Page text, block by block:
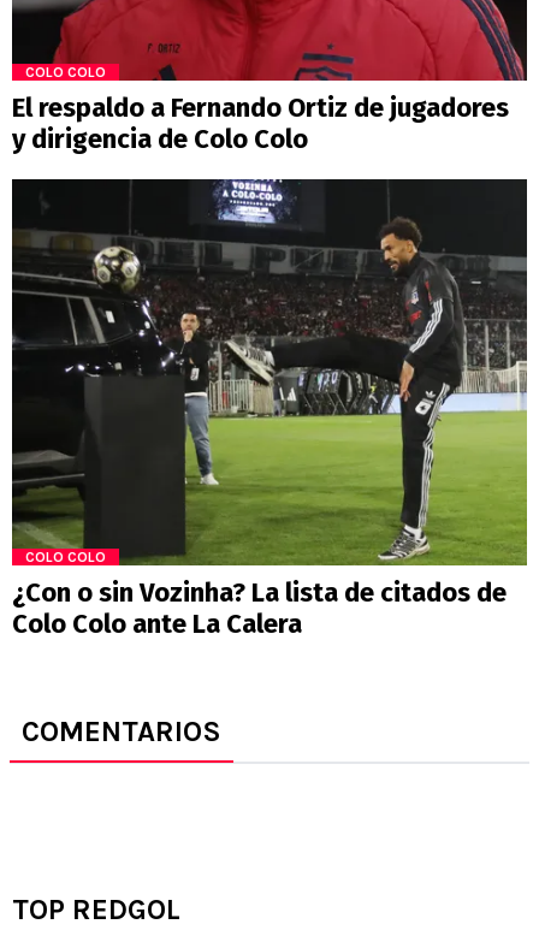
COLO COLO
El respaldo a Fernando Ortiz de jugadores
y dirigencia de Colo Colo
COLO COLO
¿Con o sin Vozinha? La lista de citados de
Colo Colo ante La Calera
COMENTARIOS
TOP REDGOL